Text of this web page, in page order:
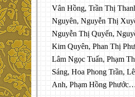
Vân Hồng, Trần Thị
Nguyên, Nguyễn Thị
Nguyễn Thị Quyến,
Kim Quyên, Phan Thị
Lâm Ngọc Tuấn, Phạm
Sáng, Hoa Phong Trần,
Anh, Phạm Hồng